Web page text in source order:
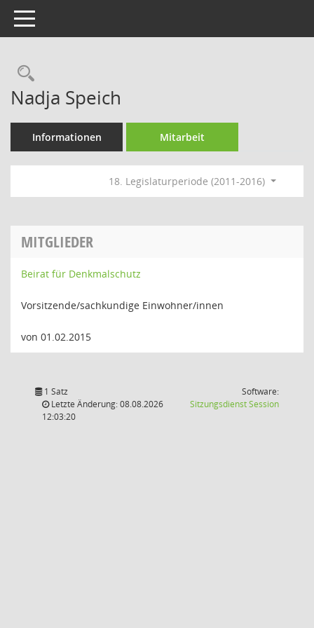
Toggle navigation
Rechercheauswahl
Nadja Speich
Informationen Mitarbeit
18. Legislaturperiode (2011-2016)
MITGLIEDER
Beirat für Denkmalschutz
Vorsitzende/sachkundige Einwohner/innen
von 01.02.2015
1 Satz
Letzte Änderung: 08.08.2026
12:03:20
Software:
SitzungsdienstSession(Wird in